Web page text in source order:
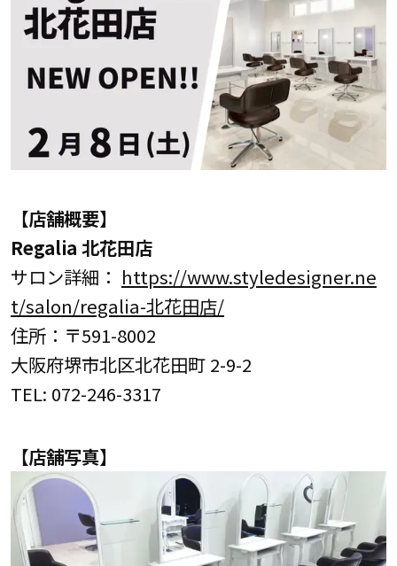
【店舗概要】
Regalia 北花田店
サロン詳細： https://www.styledesigner.ne
t/salon/regalia-北花田店/
住所：〒591-8002
大阪府堺市北区北花田町 2-9-2
TEL: 072-246-3317
【店舗写真】